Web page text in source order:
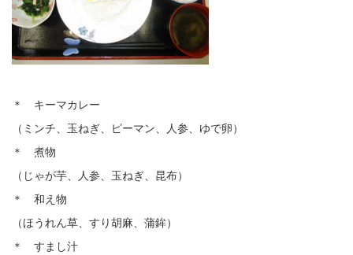
＊ キーマカレー
（ミンチ、玉ねぎ、ピーマン、人参、ゆで卵）
＊ 煮物
（じゃが芋、人参、玉ねぎ、昆布）
＊ 和え物
（ほうれん草、すり胡麻、蒲鉾）
＊ すまし汁